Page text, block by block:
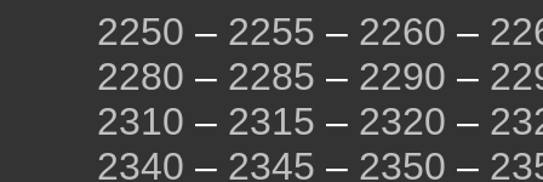
2250 – 2255 – 2260 –
2280 – 2285 – 2290 –
2310 – 2315 – 2320 –
2340 – 2345 – 2350 –